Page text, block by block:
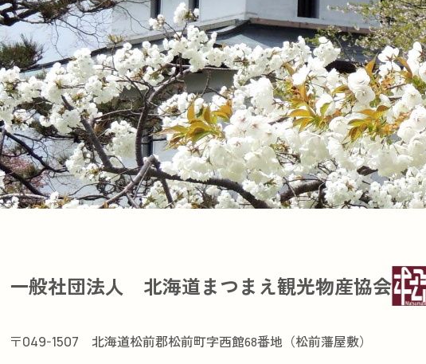
一般社団法人 北海道まつまえ観光物産協会
〒049-1507 北海道松前郡松前町字西館68番地（松前藩屋敷）